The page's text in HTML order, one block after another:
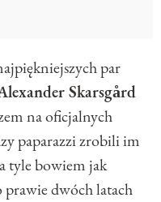
par
Skarsgård
na oficjalnych
paparazzi zrobili im
tyle bowiem jak
prawie dwóch latach